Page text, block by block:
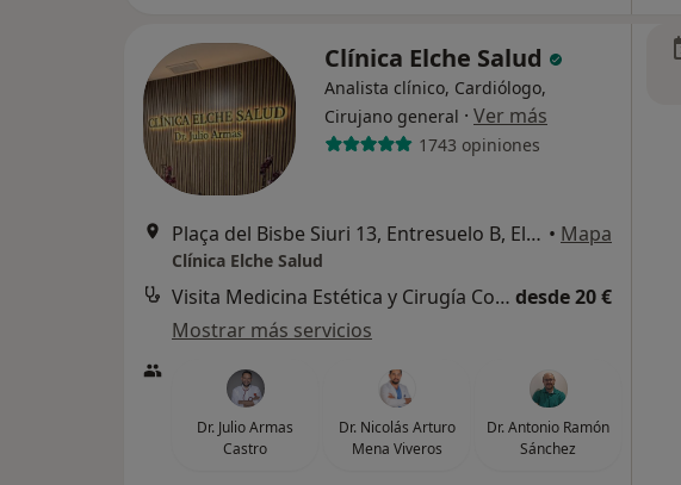
Clínica Elche Salud
Analista clínico, Cardiólogo,
Cirujano general · Ver más
1743 opiniones
Plaça del Bisbe Siuri 13, Entresuelo B, Elche • Mapa
Clínica Elche Salud
Visita Medicina Estética y Cirugía Cosmética desde 20 €
Mostrar más servicios
Dr. Julio Armas
Castro
Dr. Nicolás Arturo
Mena Viveros
Dr. Antonio Ramón
Sánchez